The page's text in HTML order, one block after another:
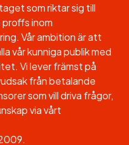
som riktar sig till
inom
Vår ambition är att
vår kunniga publik med
Vi lever främst på
från betalande
som vill driva frågor,
via vårt